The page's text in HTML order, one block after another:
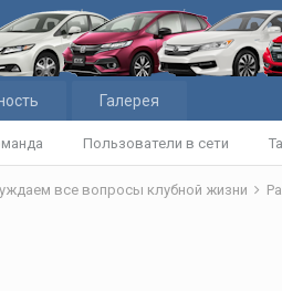
Пользователи в сети
Галерея
все вопросы клубной жизни